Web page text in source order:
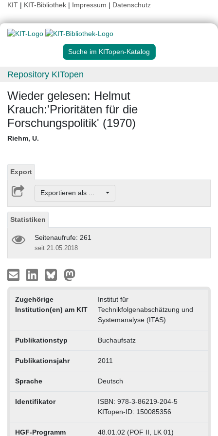
KIT | KIT-Bibliothek | Impressum | Datenschutz
Suche im KITopen-Katalog
Repository KITopen
Wieder gelesen: Helmut
Krauch:'Prioritäten für die
Forschungspolitik' (1970)
Riehm, U.
Export
Exportieren als ...
Statistiken
Seitenaufrufe: 261
seit 21.05.2018
Zugehörige
Institution(en) am KIT
Institut für
Technikfolgenabschätzung und
Systemanalyse (ITAS)
Publikationstyp Buchaufsatz
Publikationsjahr 2011
Sprache Deutsch
Identifikator
ISBN: 978-3-86219-204-5
KITopen-ID: 150085356
HGF-Programm 48.01.02 (POF II, LK 01)